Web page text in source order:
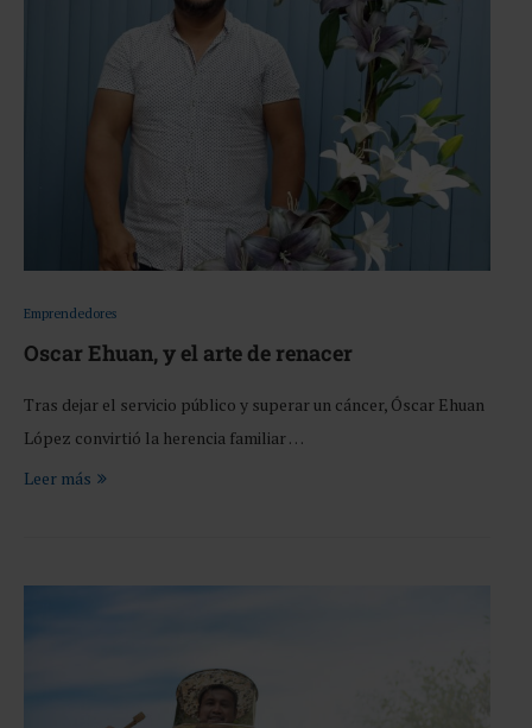
Emprendedores
Oscar Ehuan, y el arte de renacer
Tras dejar el servicio público y superar un cáncer, Óscar Ehuan
López convirtió la herencia familiar …
Leer más